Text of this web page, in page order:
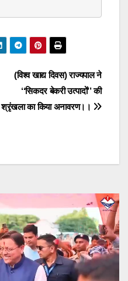
(विश्व खाद्य दिवस) राज्यपाल ने
‘‘सिकदर बेकरी उत्पादों’’ की
श्रृंखला का किया अनावरण।।